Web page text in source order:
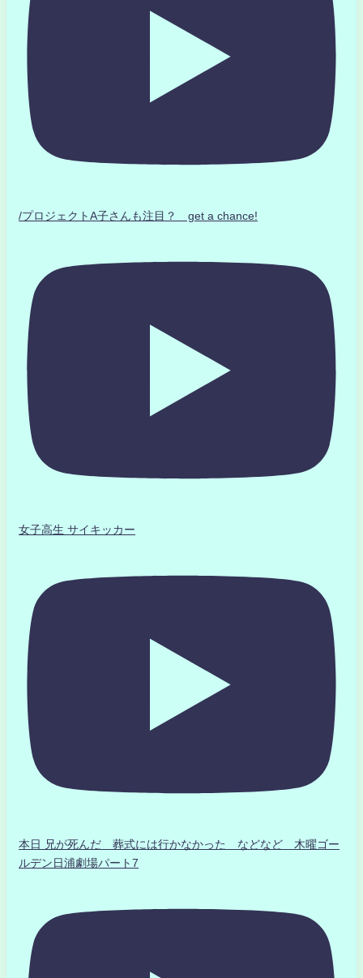
/プロジェクトA子さんも注目？ get a chance!
女子高生 サイキッカー
本日 兄が死んだ 葬式には行かなかった などなど 木曜ゴー
ルデン日浦劇場パート7